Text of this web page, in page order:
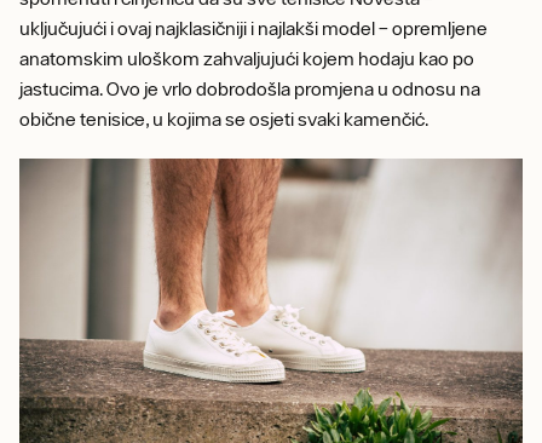
uključujući i ovaj najklasičniji i najlakši model – opremljene
anatomskim uloškom zahvaljujući kojem hodaju kao po
jastucima. Ovo je vrlo dobrodošla promjena u odnosu na
obične tenisice, u kojima se osjeti svaki kamenčić.